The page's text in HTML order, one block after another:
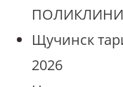
Щучинск
2026